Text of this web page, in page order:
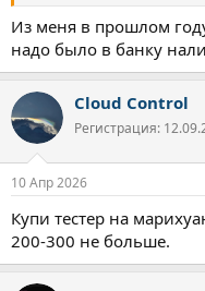
Из меня в прошлом
надо было в банку
Cloud Control
Регистрация:
10 Апр 2026
Купи тестер на
200-300 не больше.